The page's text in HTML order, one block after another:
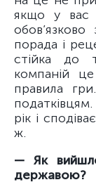
якщо у вас
порада і
стійка до
компаній
правила
рік і
ж.
— Як
державою?